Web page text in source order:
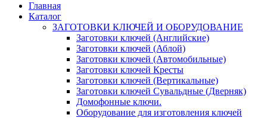
Главная
Каталог
ЗАГОТОВКИ КЛЮЧЕЙ И ОБОРУДОВАНИЕ
Заготовки ключей (Английские)
Заготовки ключей (Аблой)
Заготовки ключей (Автомобильные)
Заготовки ключей Кресты
Заготовки ключей (Вертикальные)
Заготовки ключей Сувальдные (Дверняк)
Домофонные ключи.
Оборудование для изготовления ключей